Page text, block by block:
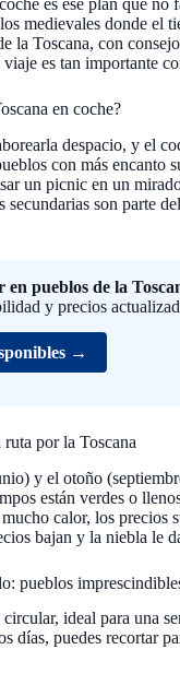
es ese plan que
medievales donde el
la Toscana, con
es tan importante
en coche?
despacio, y el
con más encanto
un picnic en un
secundarias son parte
pueblos de la
y precios
→
por la Toscana
y el otoño
están verdes o
calor, los precios
bajan y la niebla le
pueblos
ideal para una
días, puedes recortar